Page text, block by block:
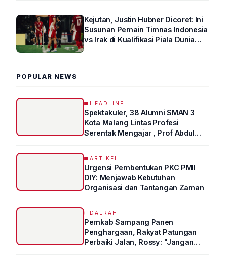
Kejutan, Justin Hubner Dicoret: Ini
Susunan Pemain Timnas Indonesia
vs Irak di Kualifikasi Piala Dunia
POPULAR NEWS
HEADLINE
Spektakuler, 38 Alumni SMAN 3
Kota Malang Lintas Profesi
Serentak Mengajar , Prof Abdul
ARTIKEL
Urgensi Pembentukan PKC PMII
DIY: Menjawab Kebutuhan
Organisasi dan Tantangan Zaman
DAERAH
Pemkab Sampang Panen
Penghargaan, Rakyat Patungan
Perbaiki Jalan, Rossy: "Jangan